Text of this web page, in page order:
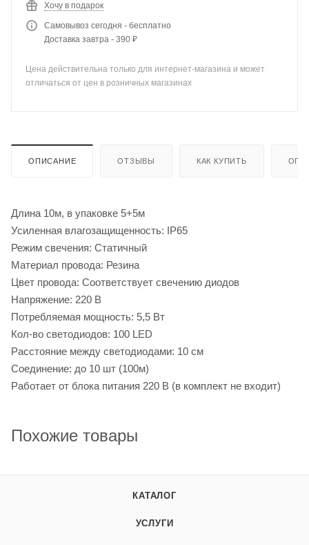
Хочу в подарок
Самовывоз сегодня - бесплатно
Доставка завтра - 390 ₽
Цена действительна только для интернет-магазина и может
отличаться от цен в розничных магазинах
ОПИСАНИЕ ОТЗЫВЫ КАК КУПИТЬ
Длина 10м, в упаковке 5+5м
Усиленная влагозащищенность: IP65
Режим свечения: Статичный
Материал провода: Резина
Цвет провода: Соответствует свечению диодов
Напряжение: 220 В
Потребляемая мощность: 5,5 Вт
Кол-во светодиодов: 100 LED
Расстояние между светодиодами: 10 см
Соединение: до 10 шт (100м)
Работает от блока питания 220 В (в комплект не входит)
Похожие товары
КАТАЛОГ
УСЛУГИ